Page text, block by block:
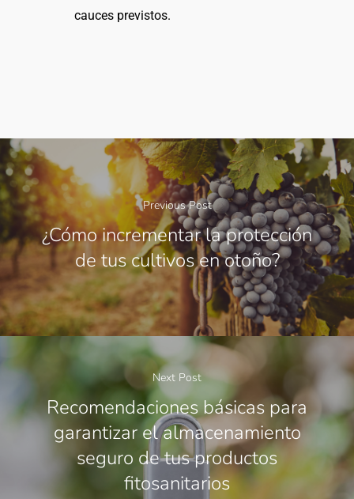
cauces previstos.
Previous Post
¿Cómo incrementar la protección
de tus cultivos en otoño?
Next Post
Recomendaciones básicas para
garantizar el almacenamiento
seguro de tus productos
fitosanitarios